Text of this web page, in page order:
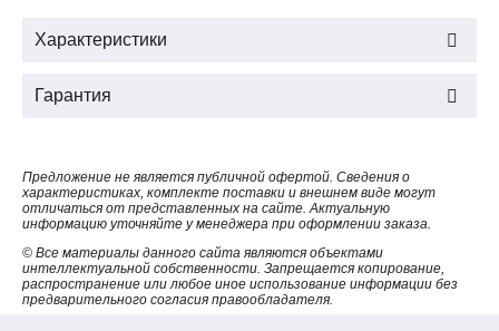
Характеристики
Гарантия
Предложение не является публичной офертой. Сведения о
характеристиках, комплекте поставки и внешнем виде могут
отличаться от представленных на сайте. Актуальную
информацию уточняйте у менеджера при оформлении заказа.
© Все материалы данного сайта являются объектами
интеллектуальной собственности. Запрещается копирование,
распространение или любое иное использование информации без
предварительного согласия правообладателя.